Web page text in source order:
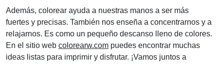
Además, colorear ayuda a nuestras manos a ser más
fuertes y precisas. También nos enseña a concentrarnos y a
relajarnos. Es como un pequeño descanso lleno de colores.
En el sitio web colorearw.com puedes encontrar muchas
ideas listas para imprimir y disfrutar. ¡Vamos juntos a